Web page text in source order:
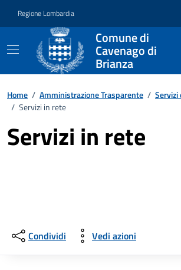
Regione Lombardia
Comune di
Cavenago di
Brianza
Home / Amministrazione Trasparente / Servizi
/ Servizi in rete
Servizi in rete
Condividi Vedi azioni